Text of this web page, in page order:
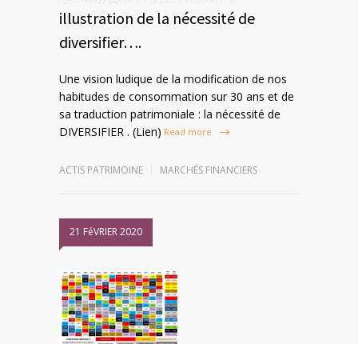
illustration de la nécessité de
diversifier….
Une vision ludique de la modification de nos
habitudes de consommation sur 30 ans et de
sa traduction patrimoniale : la nécessité de
DIVERSIFIER . (Lien) Read more
ACTIS PATRIMOINE MARCHÉS FINANCIERS
21 FéVRIER 2020